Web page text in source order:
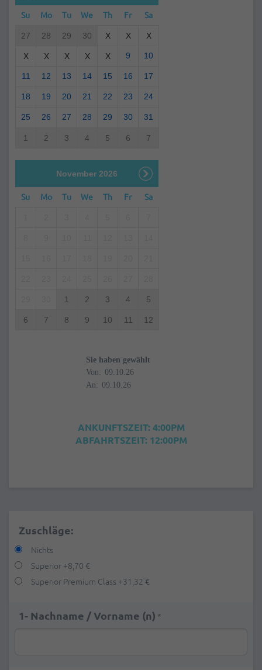
Su Mo Tu We Th Fr Sa
27 28 29 30 X X X
X X X X X 9 10
11 12 13 14 15 16 17
18 19 20 21 22 23 24
25 26 27 28 29 30 31
1 2 3 4 5 6 7
November 2026
Su Mo Tu We Th Fr Sa
1 2 3 4 5
6 7 8 9 10 11 12
Sie haben gewählt
Von:
An:
ANKUNFTSZEIT: 4:00PM
ABFAHRTSZEIT: 12:00PM
Zuschläge:
Nichts
Superior +8,70 €
Superior Premium Class +31,32 €
1- Nachname / Vorname (n) *